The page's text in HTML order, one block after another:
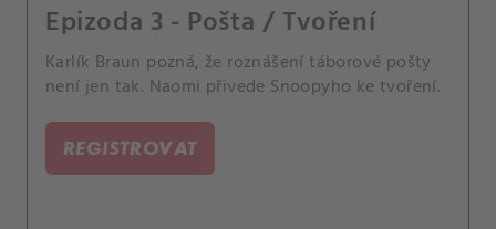
Epizoda 3 - Pošta / Tvoření
Karlík Braun pozná, že roznášení táborové pošty
není jen tak. Naomi přivede Snoopyho ke tvoření.
REGISTROVAT